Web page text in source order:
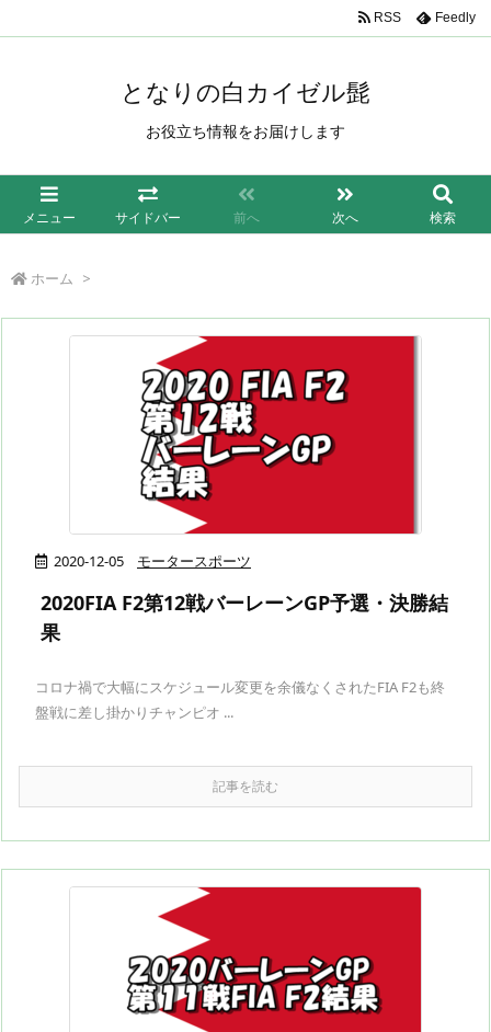
となりの白カイゼル髭
お役立ち情報をお届けします
メニュー サイドバー 前へ 次へ 検索
RSS Feedly
ホーム >
2020-12-05 モータースポーツ
2020FIA F2第12戦バーレーンGP予選・決勝結
果
コロナ禍で大幅にスケジュール変更を余儀なくされたFIA F2も終
盤戦に差し掛かりチャンピオ ...
記事を読む